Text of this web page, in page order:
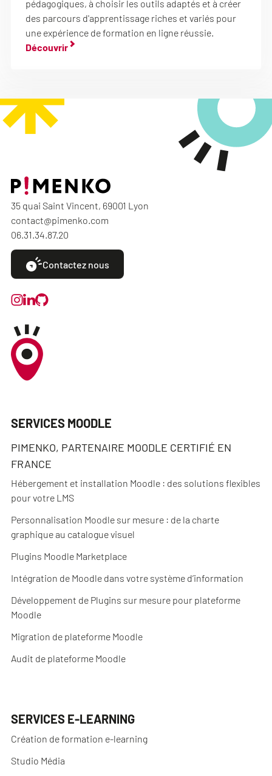
pédagogiques, à choisir les outils adaptés et à créer
des parcours d'apprentissage riches et variés pour
une expérience de formation en ligne réussie.
Découvrir
35 quai Saint Vincent, 69001 Lyon
contact@pimenko.com
06.31.34.87.20
Contactez nous
SERVICES MOODLE
PIMENKO, PARTENAIRE MOODLE CERTIFIÉ EN
FRANCE
Hébergement et installation Moodle : des solutions flexibles
pour votre LMS
Personnalisation Moodle sur mesure : de la charte
graphique au catalogue visuel
Plugins Moodle Marketplace
Intégration de Moodle dans votre système d’information
Développement de Plugins sur mesure pour plateforme
Moodle
Migration de plateforme Moodle
Audit de plateforme Moodle
SERVICES E-LEARNING
Création de formation e-learning
Studio Média